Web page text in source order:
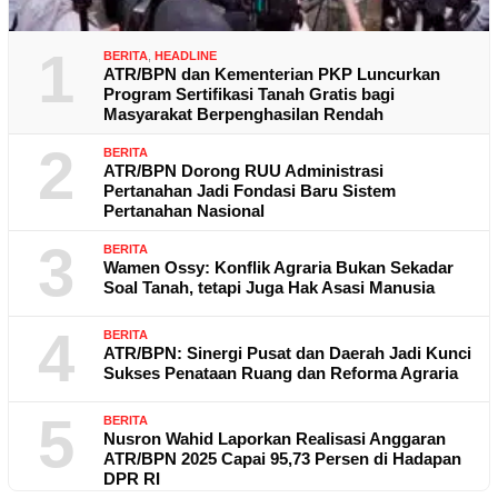
1 BERITA, HEADLINE
ATR/BPN dan Kementerian PKP Luncurkan
Program Sertifikasi Tanah Gratis bagi
Masyarakat Berpenghasilan Rendah
2 BERITA
ATR/BPN Dorong RUU Administrasi
Pertanahan Jadi Fondasi Baru Sistem
Pertanahan Nasional
3 BERITA
Wamen Ossy: Konflik Agraria Bukan Sekadar
Soal Tanah, tetapi Juga Hak Asasi Manusia
4 BERITA
ATR/BPN: Sinergi Pusat dan Daerah Jadi Kunci
Sukses Penataan Ruang dan Reforma Agraria
5 BERITA
Nusron Wahid Laporkan Realisasi Anggaran
ATR/BPN 2025 Capai 95,73 Persen di Hadapan
DPR RI